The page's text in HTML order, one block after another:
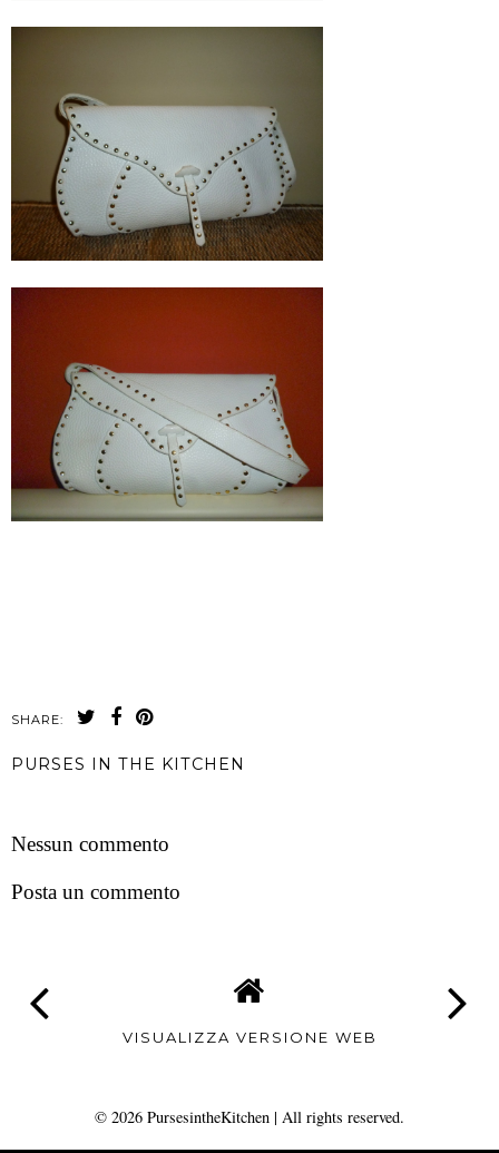
SHARE:
PURSES IN THE KITCHEN
Nessun commento
Posta un commento
VISUALIZZA VERSIONE WEB
© 2026 PursesintheKitchen | All rights reserved.